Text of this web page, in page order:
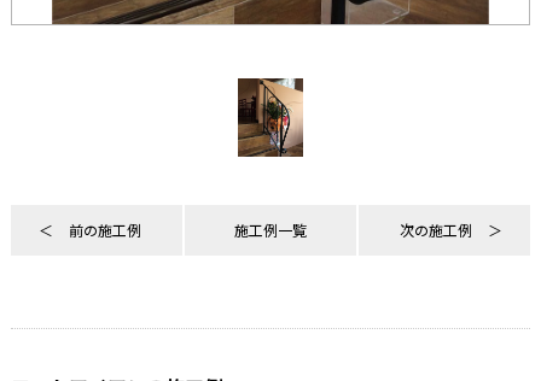
前の施工例 施工例一覧 次の施工例